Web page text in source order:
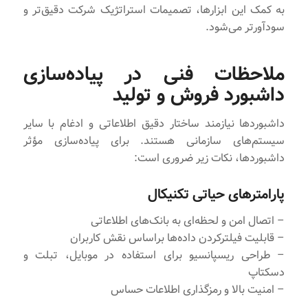
به کمک این ابزارها، تصمیمات استراتژیک شرکت دقیق‌تر و
سودآورتر می‌شود.
ملاحظات فنی در پیاده‌سازی
داشبورد فروش و تولید
داشبوردها نیازمند ساختار دقیق اطلاعاتی و ادغام با سایر
سیستم‌های سازمانی هستند. برای پیاده‌سازی مؤثر
داشبوردها، نکات زیر ضروری است:
پارامترهای حیاتی تکنیکال
– اتصال امن و لحظه‌ای به بانک‌های اطلاعاتی
– قابلیت فیلترکردن داده‌ها براساس نقش کاربران
– طراحی ریسپانسیو برای استفاده در موبایل، تبلت و
دسکتاپ
– امنیت بالا و رمزگذاری اطلاعات حساس